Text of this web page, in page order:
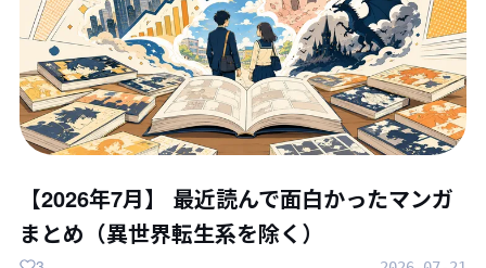
【2026年7月】 最近読んで面白かったマンガ
まとめ（異世界転生系を除く）